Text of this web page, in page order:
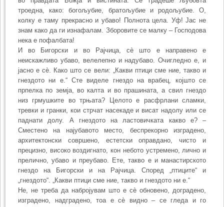
троедна, како: богољубие, братољубие и родољубие. О,
колку е таму прекрасно и убаво! Полнота цела. Уф! Јас не
знам како да ги изнафалам. Зборовите се малку – Господова
нека е пофалбата!
И во Бигорски и во Рајчица, сè што е направено е
неискажливо убаво, велелепно и надубаво. Очигледно е, и
јасно е сè. Како што се вели: „Какви птици сме ние, такво и
гнездото ни е.“ Сте виделе гнездо на врабец, којшто се
прпелка по земја, во калта и во прашината, а свил гнездо
низ грмушките во трњата? Целото е расфрлани сламки,
тревки и гранки, кои стрчат насекаде и висат надолу или се
паднати долу. А гнездото на ластовичката какво е? –
Сместено на најубавото место, беспрекорно изградено,
архитектонски совршено, естетски оправдано, чисто и
прецизно, високо воздигнато, кон небото устремено, лично и
прелично, убаво и преубаво. Ете, такво е и манастирското
гнездо на Бигорски и на Рајчица. Според „птиците“ и
„гнездото“. „Какви птици сме ние, такво и гнездото ни е.“
Не, не треба да набројувам што е сè обновено, доградено,
изградено, надградено, тоа е сè видно – се гледа и го